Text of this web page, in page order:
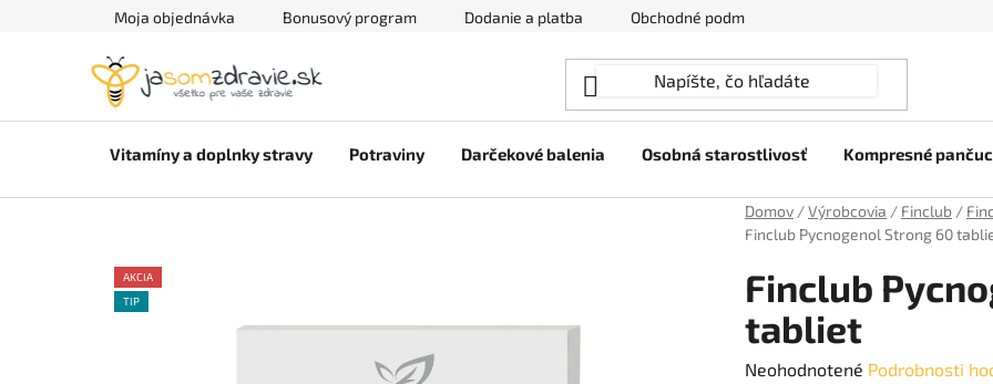
Moja objednávka Bonusový program Dodanie a platba Obchodné podmienky
Vitamíny a doplnky stravy Potraviny Darčekové balenia Osobná starostlivosť Kompresné
Domov /Výrobcovia / Finclub /
Finclub Pycnogenol Strong 60
Finclub
tabliet
Priemerné
Neohodnotené Podrobnosti
AKCIA
TIP